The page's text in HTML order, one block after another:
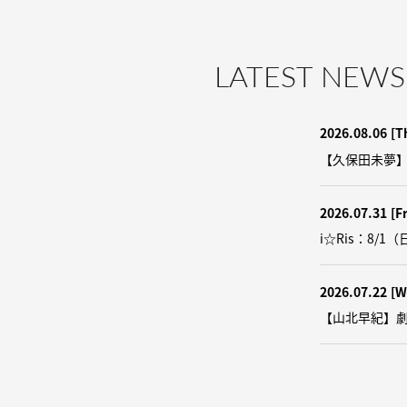
LATEST NEWS
2026.08.06
【久保田未
2026.07.31
i☆Ris：8/1（
2026.07.22
【山北早紀】